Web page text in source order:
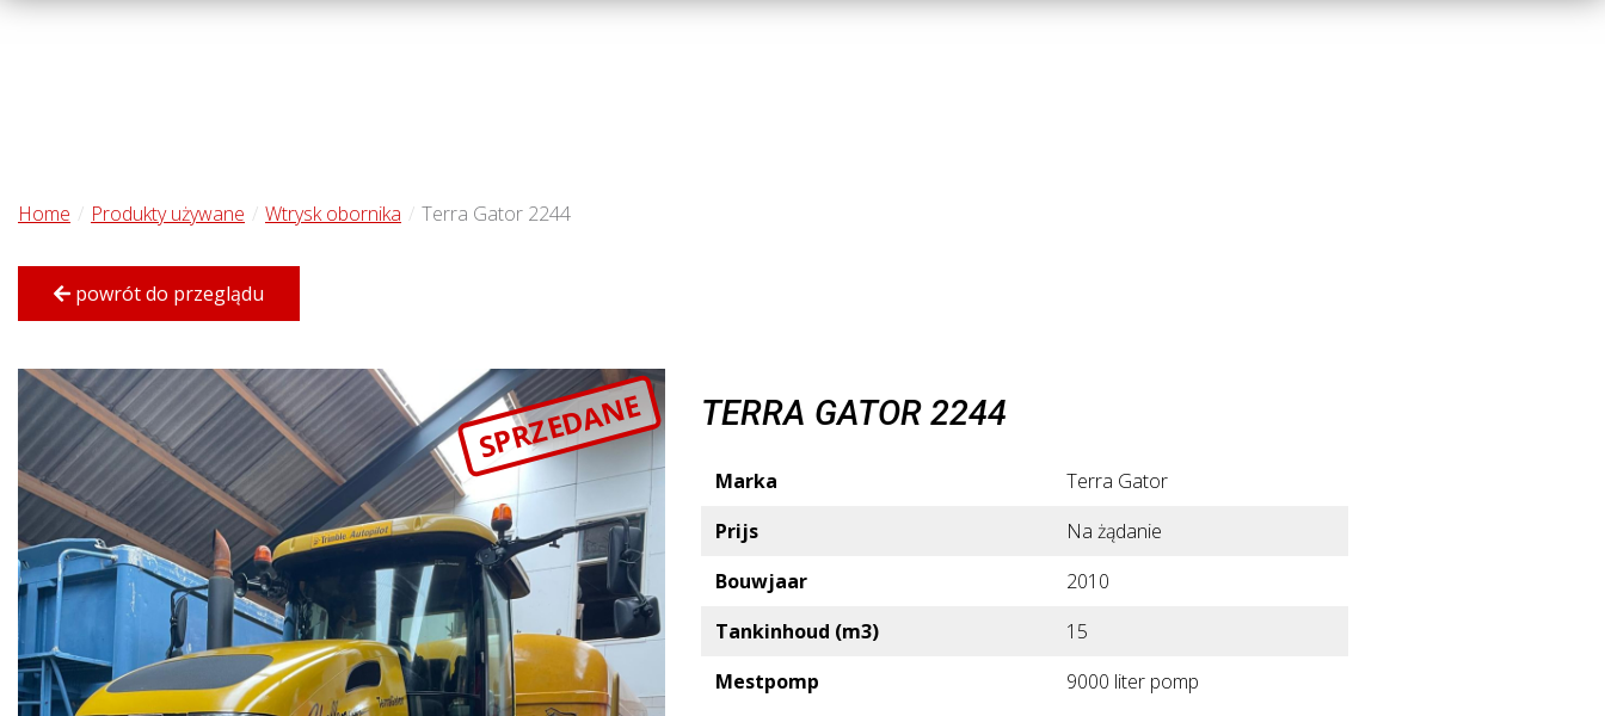
Home Produkty używane Wtrysk obornika Terra Gator 2244
powrót do przeglądu
SPRZEDANE TERRA GATOR 2244
Marka
Terra Gator
Prijs
Na żądanie
Bouwjaar
2010
Tankinhoud (m3)
15
Mestpomp
9000 liter pomp